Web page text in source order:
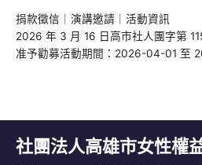
捐款徵信 ｜ 演講邀請 ｜ 活動資訊
2026 年 3 月 16 日高市社人團字第
准予勸募活動期間：2026-04-01 至
社團法人高雄市女性權